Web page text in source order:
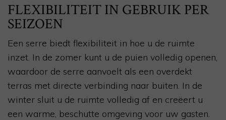
FLEXIBILITEIT IN GEBRUIK PER
SEIZOEN
Een serre biedt flexibiliteit in hoe u de ruimte
inzet. In de zomer kunt u de puien volledig openen,
waardoor de serre aanvoelt als een overdekt
terras met directe verbinding naar buiten. In de
winter sluit u de ruimte volledig af en creëert u
een warme, beschutte omgeving voor uw gasten.